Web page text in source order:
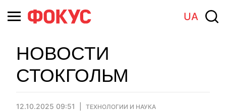
UA
НОВОСТИ
СТОКГОЛЬМ
12.10.2025 09:51 ТЕХНОЛОГИИ И НАУКА